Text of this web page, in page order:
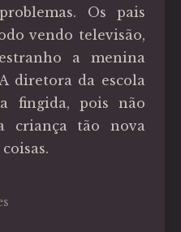
Os pais
vendo televisão,
a menina
diretora da escola
fingida, pois não
criança tão nova